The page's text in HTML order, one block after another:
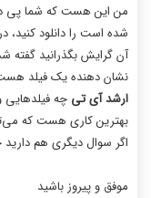
من این هست که شما پی
شده است را دانلود
آن گرایش بگذرانید
نشان دهنده یک فیلد هست،
ارشد آی تی چه فیلدهایی
بهترین کاری هست که
اگر سوال دیگری هم
موفق و پیروز باشید